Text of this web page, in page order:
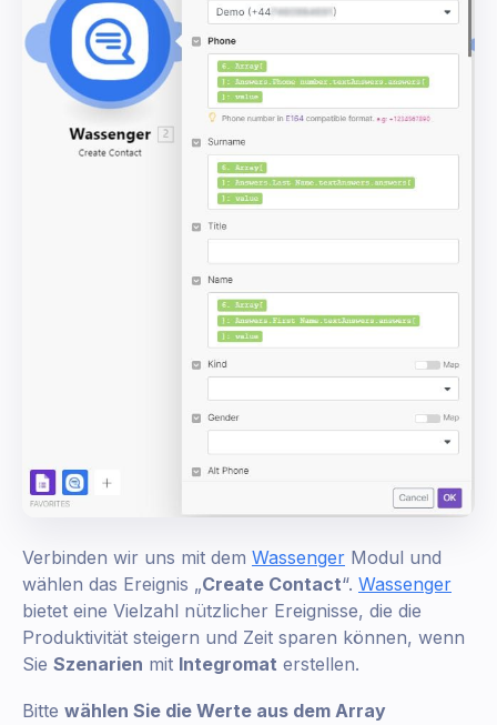
Verbinden wir uns mit dem Wassenger Modul und
wählen das Ereignis „Create Contact“. Wassenger
bietet eine Vielzahl nützlicher Ereignisse, die die
Produktivität steigern und Zeit sparen können, wenn
Sie Szenarien mit Integromat erstellen.
Bitte wählen Sie die Werte aus dem Array